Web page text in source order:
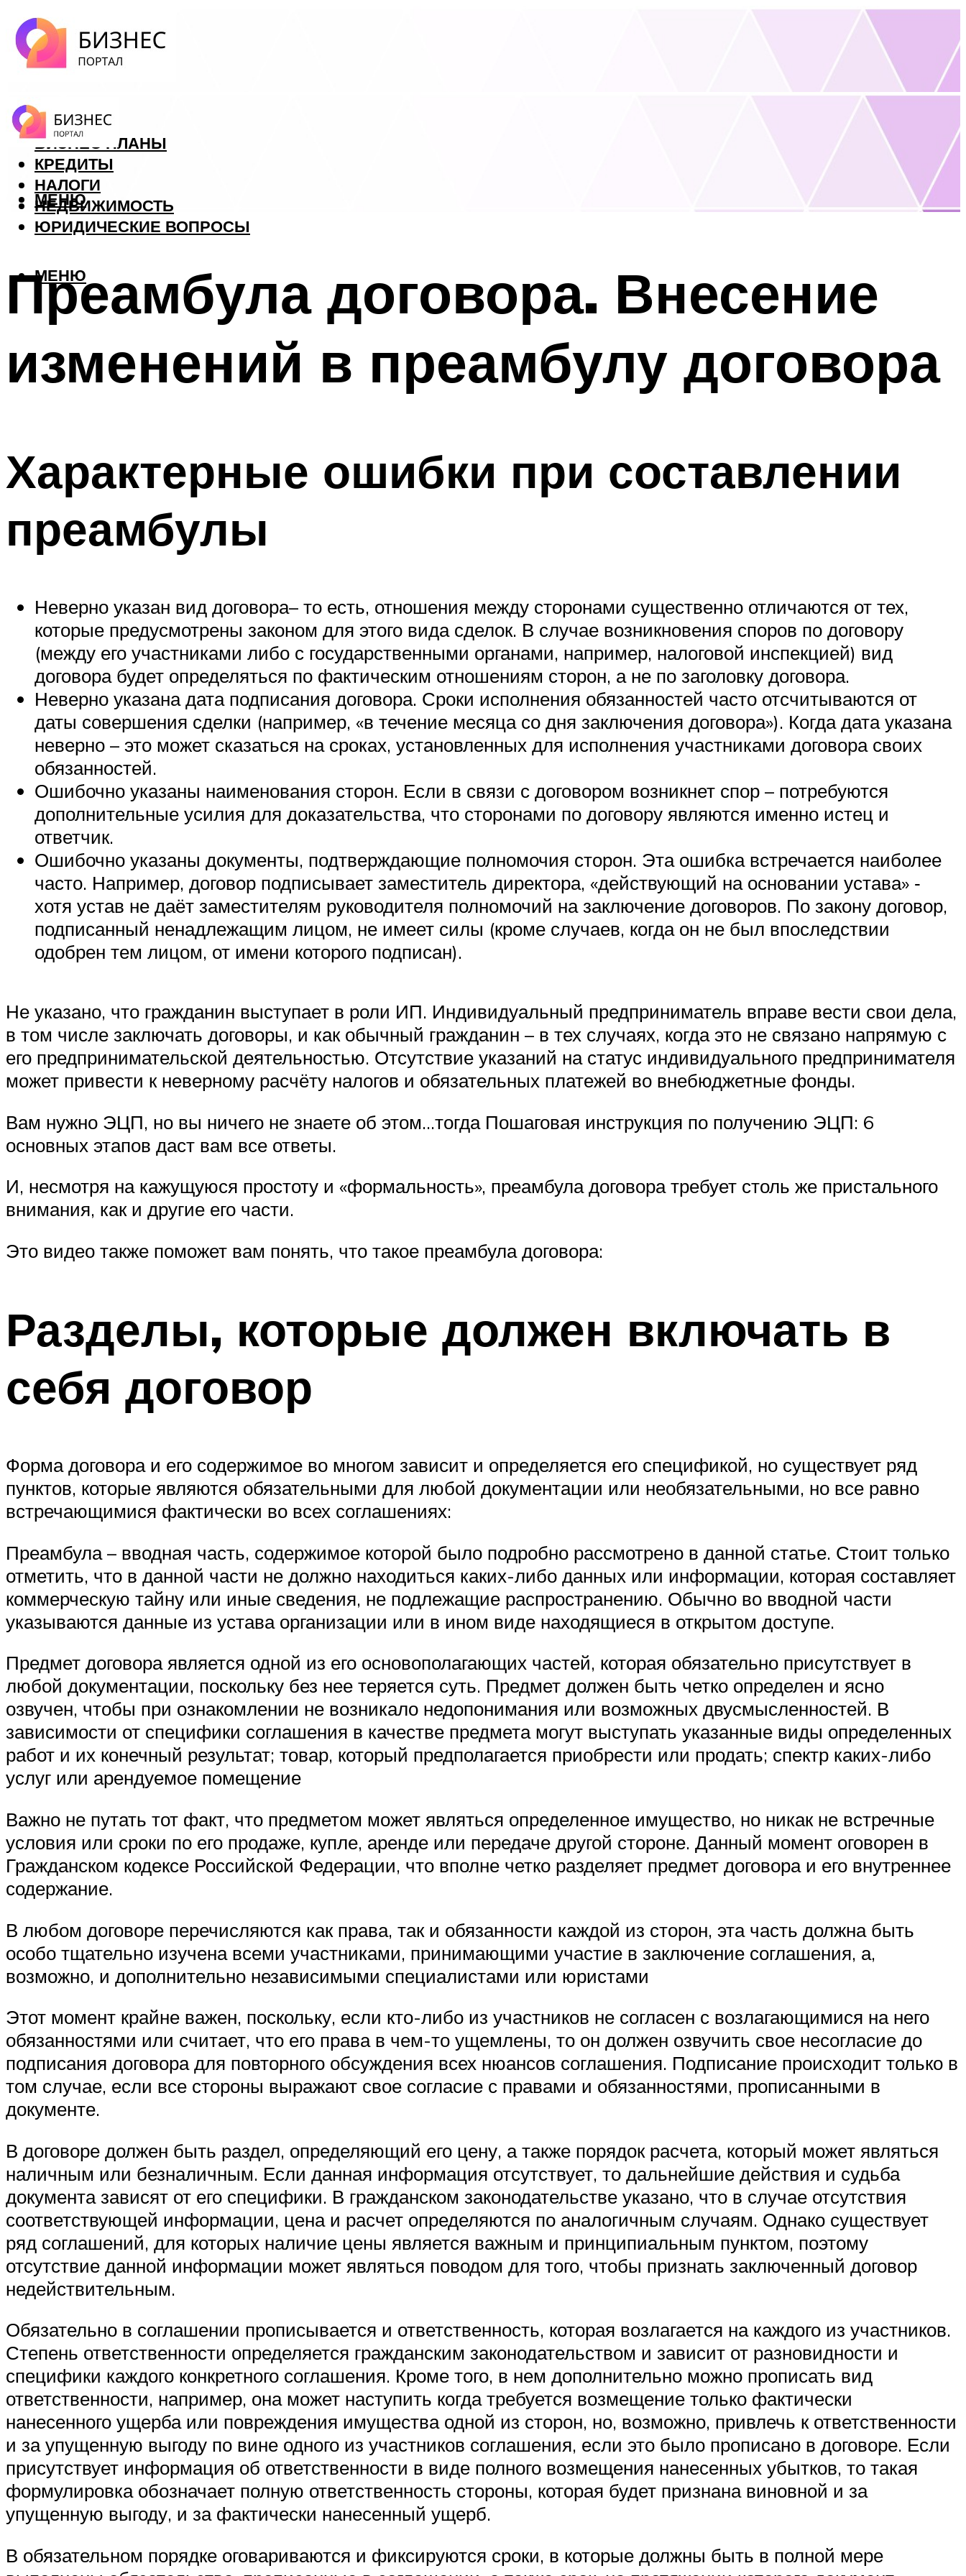
ФОРЕКС
БИЗНЕС ПЛАНЫ
КРЕДИТЫ
НАЛОГИ
НЕДВИЖИМОСТЬ
ЮРИДИЧЕСКИЕ ВОПРОСЫ
МЕНЮ
МЕНЮ
Преамбула договора. Внесение
изменений в преамбулу договора
Характерные ошибки при составлении
преамбулы
Неверно указан вид договора– то есть, отношения между сторонами существенно отличаются от тех,
которые предусмотрены законом для этого вида сделок. В случае возникновения споров по договору
(между его участниками либо с государственными органами, например, налоговой инспекцией) вид
договора будет определяться по фактическим отношениям сторон, а не по заголовку договора.
Неверно указана дата подписания договора. Сроки исполнения обязанностей часто отсчитываются от
даты совершения сделки (например, «в течение месяца со дня заключения договора»). Когда дата указана
неверно – это может сказаться на сроках, установленных для исполнения участниками договора своих
обязанностей.
Ошибочно указаны наименования сторон. Если в связи с договором возникнет спор – потребуются
дополнительные усилия для доказательства, что сторонами по договору являются именно истец и
ответчик.
Ошибочно указаны документы, подтверждающие полномочия сторон. Эта ошибка встречается наиболее
часто. Например, договор подписывает заместитель директора, «действующий на основании устава» ‑
хотя устав не даёт заместителям руководителя полномочий на заключение договоров. По закону договор,
подписанный ненадлежащим лицом, не имеет силы (кроме случаев, когда он не был впоследствии
одобрен тем лицом, от имени которого подписан).
Не указано, что гражданин выступает в роли ИП. Индивидуальный предприниматель вправе вести свои дела,
в том числе заключать договоры, и как обычный гражданин – в тех случаях, когда это не связано напрямую с
его предпринимательской деятельностью. Отсутствие указаний на статус индивидуального предпринимателя
может привести к неверному расчёту налогов и обязательных платежей во внебюджетные фонды.
Вам нужно ЭЦП, но вы ничего не знаете об этом…тогда Пошаговая инструкция по получению ЭЦП: 6
основных этапов даст вам все ответы.
И, несмотря на кажущуюся простоту и «формальность», преамбула договора требует столь же пристального
внимания, как и другие его части.
Это видео также поможет вам понять, что такое преамбула договора:
Разделы, которые должен включать в
себя договор
Форма договора и его содержимое во многом зависит и определяется его спецификой, но существует ряд
пунктов, которые являются обязательными для любой документации или необязательными, но все равно
встречающимися фактически во всех соглашениях:
Преамбула – вводная часть, содержимое которой было подробно рассмотрено в данной статье. Стоит только
отметить, что в данной части не должно находиться каких-либо данных или информации, которая составляет
коммерческую тайну или иные сведения, не подлежащие распространению. Обычно во вводной части
указываются данные из устава организации или в ином виде находящиеся в открытом доступе.
Предмет договора является одной из его основополагающих частей, которая обязательно присутствует в
любой документации, поскольку без нее теряется суть. Предмет должен быть четко определен и ясно
озвучен, чтобы при ознакомлении не возникало недопонимания или возможных двусмысленностей. В
зависимости от специфики соглашения в качестве предмета могут выступать указанные виды определенных
работ и их конечный результат; товар, который предполагается приобрести или продать; спектр каких-либо
услуг или арендуемое помещение
Важно не путать тот факт, что предметом может являться определенное имущество, но никак не встречные
условия или сроки по его продаже, купле, аренде или передаче другой стороне. Данный момент оговорен в
Гражданском кодексе Российской Федерации, что вполне четко разделяет предмет договора и его внутреннее
содержание.
В любом договоре перечисляются как права, так и обязанности каждой из сторон, эта часть должна быть
особо тщательно изучена всеми участниками, принимающими участие в заключение соглашения, а,
возможно, и дополнительно независимыми специалистами или юристами
Этот момент крайне важен, поскольку, если кто-либо из участников не согласен с возлагающимися на него
обязанностями или считает, что его права в чем-то ущемлены, то он должен озвучить свое несогласие до
подписания договора для повторного обсуждения всех нюансов соглашения. Подписание происходит только в
том случае, если все стороны выражают свое согласие с правами и обязанностями, прописанными в
документе.
В договоре должен быть раздел, определяющий его цену, а также порядок расчета, который может являться
наличным или безналичным. Если данная информация отсутствует, то дальнейшие действия и судьба
документа зависят от его специфики. В гражданском законодательстве указано, что в случае отсутствия
соответствующей информации, цена и расчет определяются по аналогичным случаям. Однако существует
ряд соглашений, для которых наличие цены является важным и принципиальным пунктом, поэтому
отсутствие данной информации может являться поводом для того, чтобы признать заключенный договор
недействительным.
Обязательно в соглашении прописывается и ответственность, которая возлагается на каждого из участников.
Степень ответственности определяется гражданским законодательством и зависит от разновидности и
специфики каждого конкретного соглашения. Кроме того, в нем дополнительно можно прописать вид
ответственности, например, она может наступить когда требуется возмещение только фактически
нанесенного ущерба или повреждения имущества одной из сторон, но, возможно, привлечь к ответственности
и за упущенную выгоду по вине одного из участников соглашения, если это было прописано в договоре. Если
присутствует информация об ответственности в виде полного возмещения нанесенных убытков, то такая
формулировка обозначает полную ответственность стороны, которая будет признана виновной и за
упущенную выгоду, и за фактически нанесенный ущерб.
В обязательном порядке оговариваются и фиксируются сроки, в которые должны быть в полной мере